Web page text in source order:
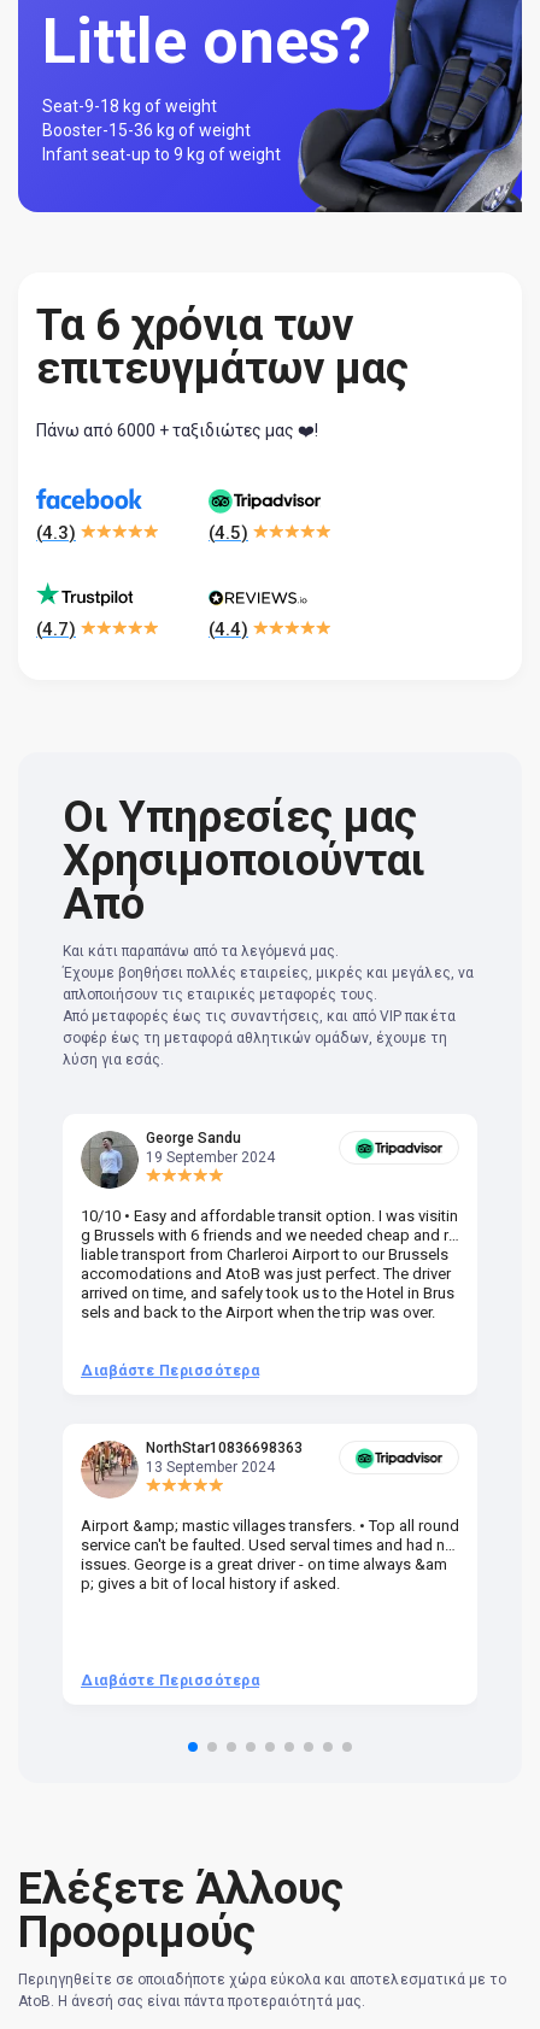
Little ones?
Seat-9-18 kg of weight
Booster-15-36 kg of weight
Infant seat-up to 9 kg of weight
Τα 6 χρόνια των
επιτευγμάτων μας
Πάνω από 6000 + ταξιδιώτες μας ❤️!
(4.3) (4.5)
(4.7) (4.4)
Οι Υπηρεσίες μας
Χρησιμοποιούνται
Από
Και κάτι παραπάνω από τα λεγόμενά μας.
Έχουμε βοηθήσει πολλές εταιρείες, μικρές και μεγάλες, να
απλοποιήσουν τις εταιρικές μεταφορές τους.
Από μεταφορές έως τις συναντήσεις, και από VIP πακέτα
σοφέρ έως τη μεταφορά αθλητικών ομάδων, έχουμε τη
λύση για εσάς.
George Sandu
19 September 2024
10/10 • Easy and affordable transit option. I was visitin
g Brussels with 6 friends and we needed cheap and re
liable transport from Charleroi Airport to our Brussels
accomodations and AtoB was just perfect. The driver
arrived on time, and safely took us to the Hotel in Brus
sels and back to the Airport when the trip was over.
Διαβάστε Περισσότερα
NorthStar10836698363
13 September 2024
Airport &amp; mastic villages transfers. • Top all round
service can't be faulted. Used serval times and had no
issues. George is a great driver - on time always &am
p; gives a bit of local history if asked.
Διαβάστε Περισσότερα
Ελέξετε Άλλους
Προοριμούς
Περιηγηθείτε σε οποιαδήποτε χώρα εύκολα και αποτελεσματικά με το
AtoB. Η άνεσή σας είναι πάντα προτεραιότητά μας.